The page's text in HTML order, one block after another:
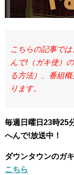
こちらの記事で
んで!（ガキ使）
る方法）、番組
ります。
毎週日曜日23時25
へんで!放送中！
ダウンタウンのガ
こちら